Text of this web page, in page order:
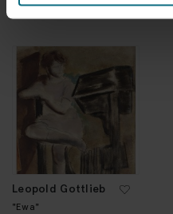
Leopold Gottlieb
"Ewa"